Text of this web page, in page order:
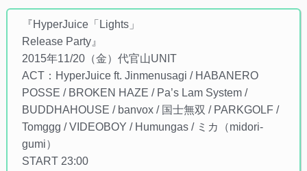
『HyperJuice「Lights」
Release Party』
2015年11/20（金）代官山UNIT
ACT：HyperJuice ft. Jinmenusagi / HABANERO
POSSE / BROKEN HAZE / Pa’s Lam System /
BUDDHAHOUSE / banvox / 国士無双 / PARKGOLF /
Tomggg / VIDEOBOY / Humungas / ミカ（midori-
gumi）
START 23:00